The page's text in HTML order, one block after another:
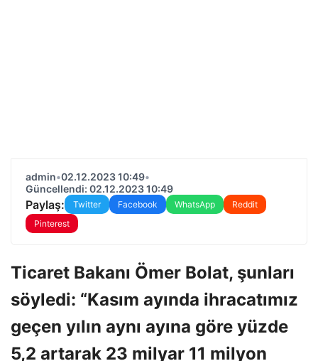
admin•02.12.2023 10:49•
Güncellendi: 02.12.2023 10:49
Paylaş: Twitter Facebook WhatsApp
Reddit
Pinterest
Ticaret Bakanı Ömer Bolat, şunları
söyledi: “Kasım ayında ihracatımız
geçen yılın aynı ayına göre yüzde
5,2 artarak 23 milyar 11 milyon